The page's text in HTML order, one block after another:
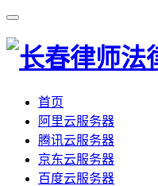
首页
阿里云服务器
腾讯云服务器
京东云服务器
百度云服务器